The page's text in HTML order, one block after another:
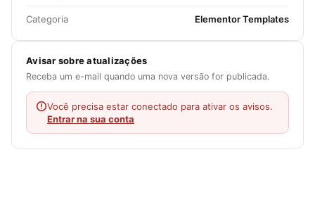
Categoria Elementor Templates
Avisar sobre atualizações
Receba um e-mail quando uma nova versão for publicada.
Você precisa estar conectado para ativar os avisos.
Entrar na sua conta